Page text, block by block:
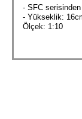
- SFC
- Yükseklik:
Ölçek: 1:10